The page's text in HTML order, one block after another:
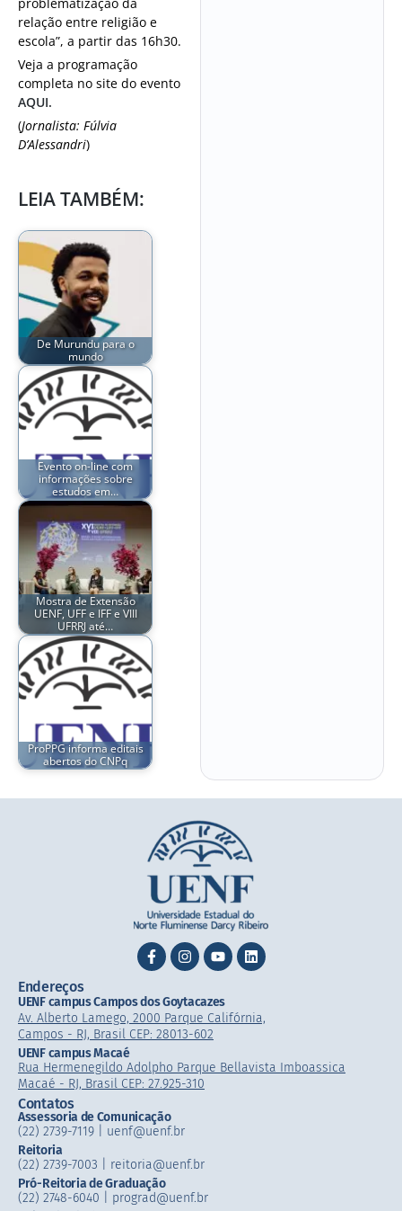
relação entre religião e
escola”, a partir das 16h30.
Veja a programação
completa no site do evento
AQUI.
(Jornalista: Fúlvia
D’Alessandri)
LEIA TAMBÉM:
De Murundu para o
mundo
Evento on-line com
informações sobre
estudos em…
Mostra de Extensão
UENF, UFF e IFF e VIII
UFRRJ até…
ProPPG informa editais
abertos do CNPq
Endereços
UENF campus Campos dos Goytacazes
Av. Alberto Lamego, 2000 Parque Califórnia,
Campos - RJ, Brasil CEP: 28013-602
UENF campus Macaé
Rua Hermenegildo Adolpho Parque Bellavista Imboassica
Macaé - RJ, Brasil CEP: 27.925-310
Contatos
Assessoria de Comunicação
(22) 2739-7119 | uenf@uenf.br
Reitoria
(22) 2739-7003 |​ reitoria@uenf.br
Pró-Reitoria de Graduação
(22) 2748-6040 | prograd@uenf.br